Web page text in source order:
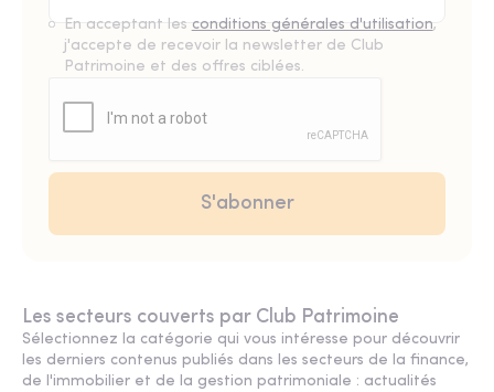
En acceptant les conditions générales d'utilisation,
j'accepte de recevoir la newsletter de Club
Patrimoine et des offres ciblées.
Les secteurs couverts par Club Patrimoine
Sélectionnez la catégorie qui vous intéresse pour découvrir
les derniers contenus publiés dans les secteurs de la finance,
de l'immobilier et de la gestion patrimoniale : actualités